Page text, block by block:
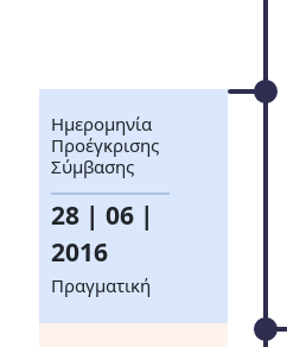
Ημερομηνία
Προέγκρισης
Σύμβασης
28 | 06 |
2016
Πραγματική